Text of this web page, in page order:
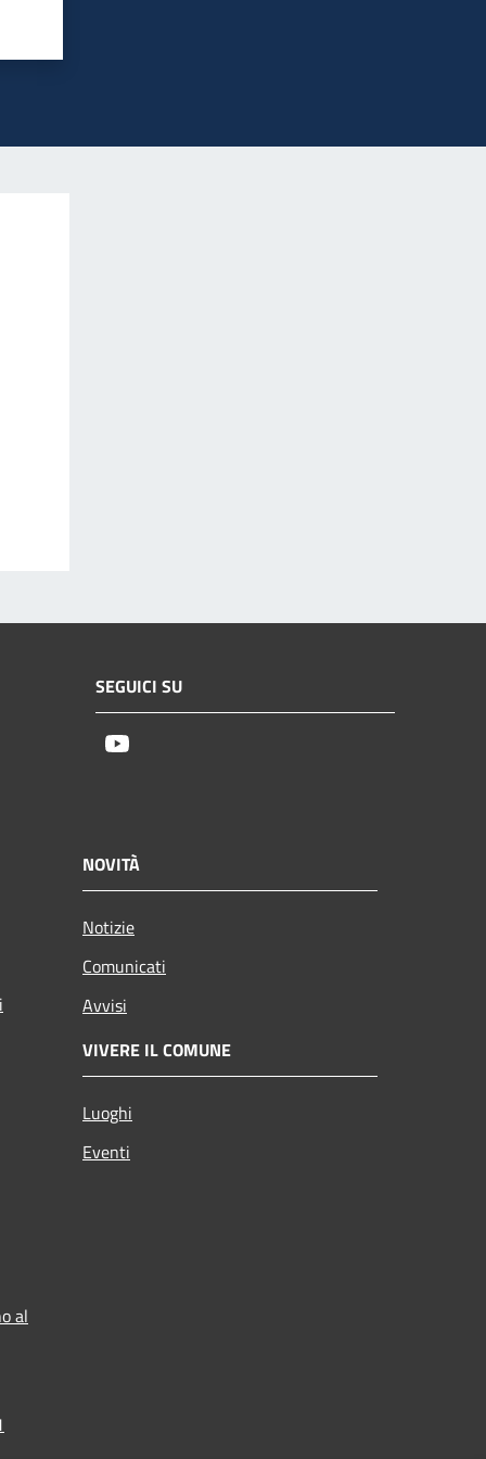
SEGUICI SU
NOVITÀ
Notizie
Comunicati
Avvisi
VIVERE IL COMUNE
Luoghi
Eventi
al